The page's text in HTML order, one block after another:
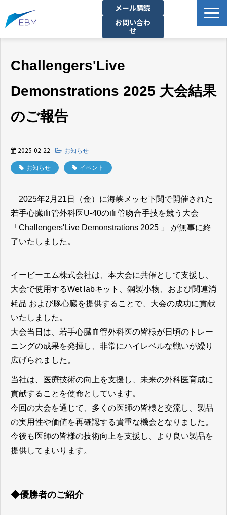
メール購読
お問い合わ
せ
製品・サービス一覧
プロジェクト・実績
資料ダウンロード
Challengers'Live
Demonstrations 2025 大会結果
のご報告
2025-02-22 お知らせ
お知らせ イベント
2025年2月21日（金）に海峡メッセ下関で開催された
若手心臓血管外科医U-40の血管吻合手技を競う大会
「Challengers'Live Demonstrations 2025 」 が無事に終
了いたしました。
イービーエム株式会社は、本大会に共催として支援し、
大会で使用するWet labキット、鋼製小物、および関連消
耗品 および豚心臓を提供することで、大会の成功に貢献
いたしました。
大会当日は、若手心臓血管外科医の皆様が日頃のトレー
ニングの成果を発揮し、非常にハイレベルな戦いが繰り
広げられました。
当社は、医療技術の向上を支援し、未来の外科医育成に
貢献することを使命としています。
今回の大会を通じて、多くの医師の皆様と交流し、製品
の実用性や価値を再確認する貴重な機会となりました。
今後も医師の皆様の技術向上を支援し、より良い製品を
提供してまいります。
◆優勝者のご紹介